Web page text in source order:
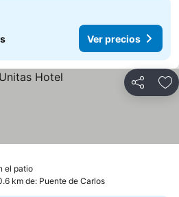
Ver precios
Compartir
el patio
km de: Puente de Carlos